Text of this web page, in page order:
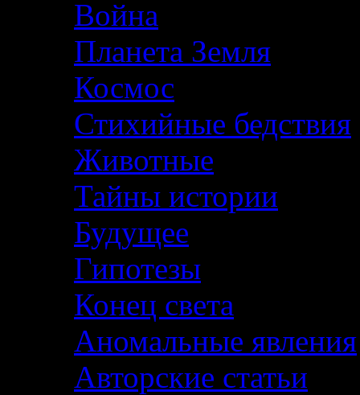
Война
Планета Земля
Космос
Стихийные бедствия
Животные
Тайны истории
Будущее
Гипотезы
Конец света
Аномальные явления
Авторские статьи